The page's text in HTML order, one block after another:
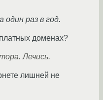
один раз в год.
доменах?
Лечись.
лишней не